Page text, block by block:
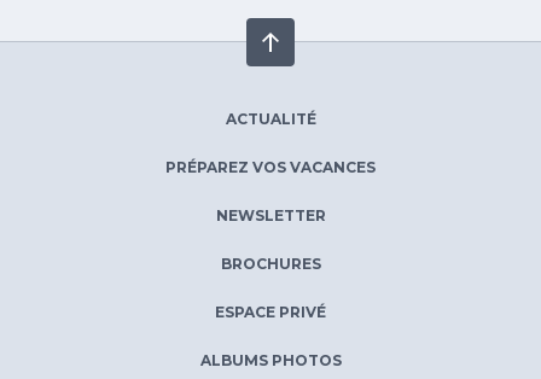
ACTUALITÉ
PRÉPAREZ VOS VACANCES
NEWSLETTER
BROCHURES
ESPACE PRIVÉ
ALBUMS PHOTOS